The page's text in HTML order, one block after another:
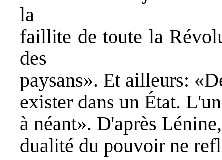
la
faillite de toute la
des
paysans». Et ailleurs:
exister dans un État.
à néant». D'après
dualité du pouvoir ne